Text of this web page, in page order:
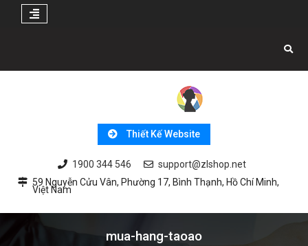
content
Thiết Kế Website
1900 344 546
support@zlshop.net
59 Nguyễn Cửu Vân, Phường 17, Bình Thạnh, Hồ Chí Minh,
Việt Nam
mua-hang-taoao